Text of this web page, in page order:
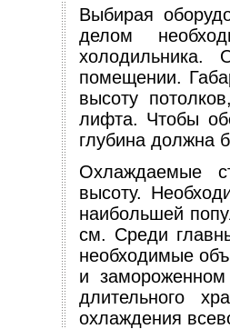
Выбирая
делом
холодильника.
помещении.
высоту
лифта. Чтобы
глубина должна
Охлаждаемые
высоту.
наибольшей
см. Среди
необходимые
и
длительного
охлаждения